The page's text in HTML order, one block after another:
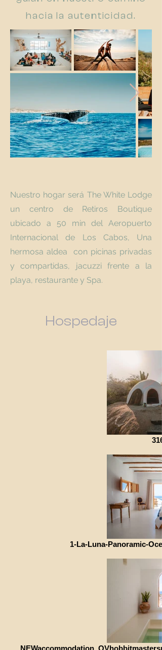
hacia la autenticidad.
Nuestro hogar será The White Lodge
un centro de Retiros Boutique
ubicado a 50 min del Aeropuerto
Internacional de Los Cabos, Una
hermosa aldea con picinas privadas
y compartidas, jacuzzi frente a la
playa, restaurante y Spa.
Hospedaje
1-La-Luna-Panoramic-